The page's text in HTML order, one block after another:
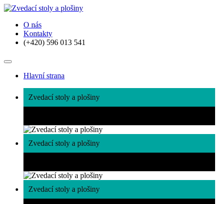
O nás
Kontakty
(+420) 596 013 541
Hlavní strana
Zvedací stoly a plošiny
Zvedací stoly a plošiny
Zvedací stoly a plošiny